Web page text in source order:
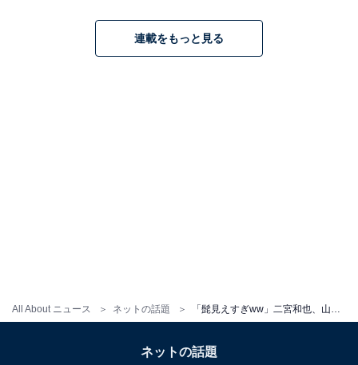
All About ニュース ネットの話題
連載をもっと見る
ネットの話題